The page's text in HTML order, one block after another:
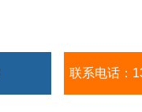
联系电话：